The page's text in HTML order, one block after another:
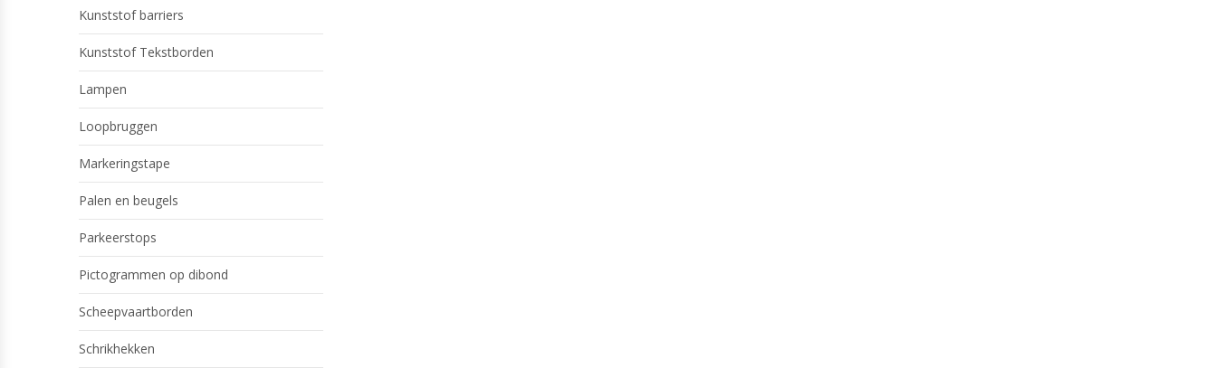
Kunststof barriers
Kunststof Tekstborden
Lampen
Loopbruggen
Markeringstape
Palen en beugels
Parkeerstops
Pictogrammen op dibond
Scheepvaartborden
Schrikhekken